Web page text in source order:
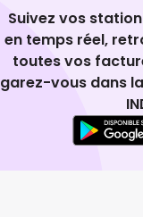
Suivez vos
en temps réel,
toutes vos
garez-vous dans